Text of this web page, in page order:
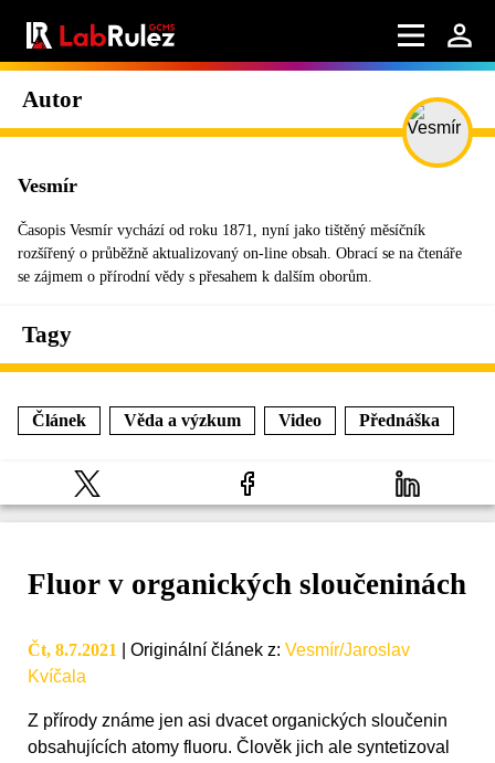
Autor
Vesmír
Časopis Vesmír vychází od roku 1871, nyní jako tištěný měsíčník
rozšířený o průběžně aktualizovaný on-line obsah. Obrací se na čtenáře
se zájmem o přírodní vědy s přesahem k dalším oborům.
Tagy
Článek Věda a výzkum Video Přednáška
Fluor v organických sloučeninách
Čt, 8.7.2021 Originální článek z: Vesmír/Jaroslav
Kvíčala
Z přírody známe jen asi dvacet organických sloučenin
obsahujících atomy fluoru. Člověk jich ale syntetizoval